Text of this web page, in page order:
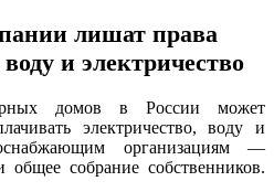
лишат права
и электричество
домов в России может
электричество, воду и
организациям —
общее собрание собственников.